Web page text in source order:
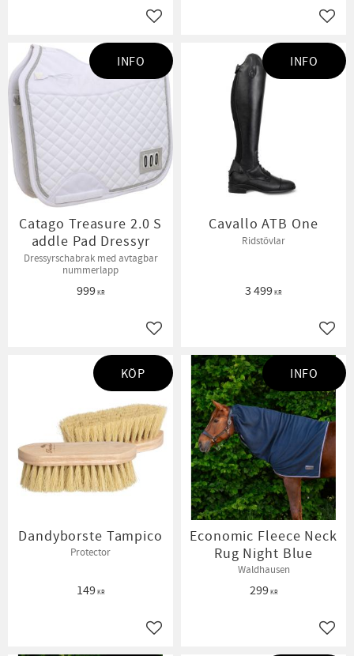
Lägg till i favoriter
Catago Treasure 2.0 S
addle Pad Dressyr
Dressyrschabrak med avtagbar
nummerlapp
999KR
Lägg till i favoriter
INFO
Cavallo ATB One
Ridstövlar
3 499KR
INFO
Dandyborste Tampico
Protector
149KR
Lägg till i favoriter
KÖP
Economic Fleece Neck
Rug Night Blue
Waldhausen
299KR
INFO